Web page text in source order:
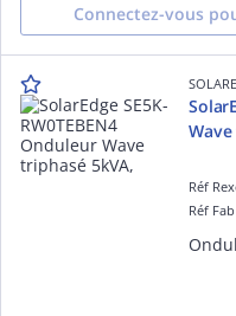
Connectez-vous
Réf
Réf